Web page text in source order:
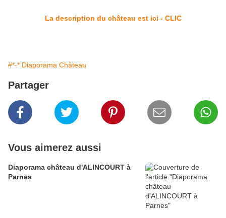
La description du château est ici - CLIC
#*-* Diaporama Château
Partager
Vous aimerez aussi
Diaporama château d'ALINCOURT à
Parnes